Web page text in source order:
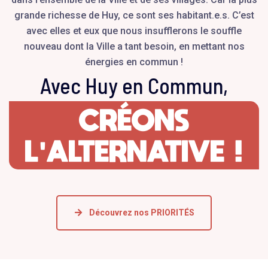
grande richesse de Huy, ce sont ses habitant.e.s. C’est
avec elles et eux que nous insufflerons le souffle
nouveau dont la Ville a tant besoin, en mettant nos
énergies en commun !
Avec Huy en Commun,
CRÉONS
L'ALTERNATIVE !
Découvrez nos PRIORITÉS